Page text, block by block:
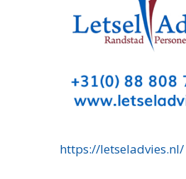
https://letseladvies.nl/